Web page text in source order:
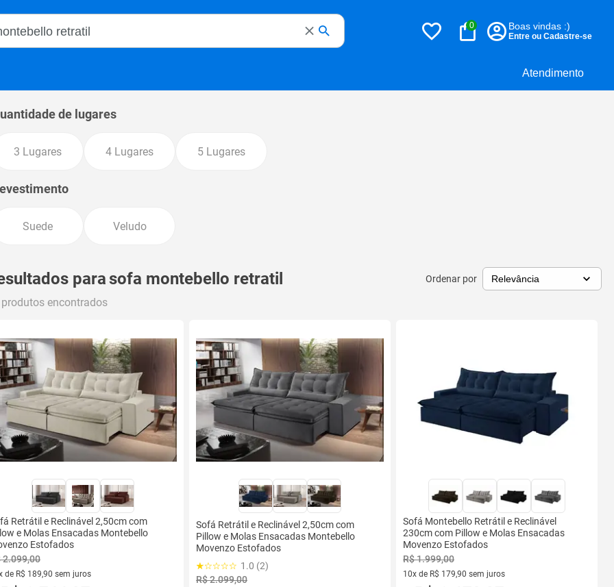
Atendimento
Magalu
0 Boas vindas :)
Entre ou Cadastre-se
de lugares
3 Lugares 4 Lugares 5 Lugares
Suede Veludo
parasofa montebello retratil Ordenar por
encontrados
Retrátil e Reclinável 2,50cm com
e Molas Ensacadas Montebello
Estofados
2.099,00
de R$ 189,90 sem juros
Sofá Retrátil e Reclinável 2,50cm com
Pillow e Molas Ensacadas Montebello
Movenzo Estofados
1.0 (2)
R$ 2.099,00
Sofá Montebello Retrátil e Reclinável
230cm com Pillow e Molas Ensacadas
Movenzo Estofados
R$ 1.999,00
10x de R$ 179,90 sem juros